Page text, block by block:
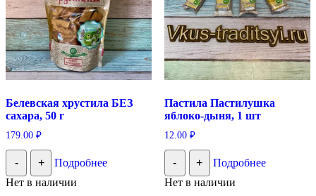
Белевская хрустила БЕЗ
сахара, 50 г
179.00 ₽
- +
Подробнее
Нет в наличии
Пастила Пастилушка
яблоко-дыня, 1 шт
12.00 ₽
- +
Подробнее
Нет в наличии